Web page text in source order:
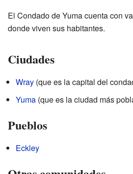
El Condado de Yuma cuenta con
donde viven sus habitantes.
Ciudades
Wray (que es la capital del
Yuma (que es la ciudad más
Pueblos
Eckley